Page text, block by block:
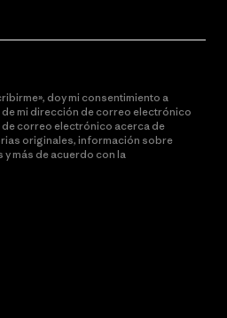
doy mi consentimiento a
mi dirección de correo electrónico
de correo electrónico acerca de
originales, información sobre
más de acuerdo con la